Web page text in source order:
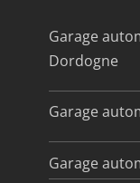
Garage
Dordogne
Garage
Garage